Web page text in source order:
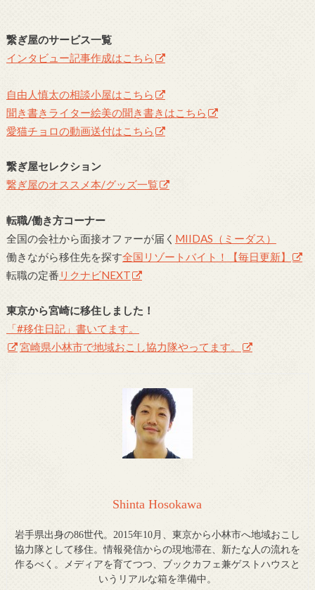
繋ぎ屋のサービス一覧
インタビュー記事作成はこちら
自由人慎太の相談小屋はこちら
聞き書きライター絵美の聞き書きはこちら
愛猫チョロの動画送付はこちら
繋ぎ屋セレクション
繋ぎ屋のオススメ本/グッズ一覧
転職/働き方コーナー
全国の会社から面接オファーが届く MIIDAS（ミーダス）
働きながら移住先を探す全国リゾートバイト！【毎日更新】
転職の定番 リクナビNEXT
東京から宮崎に移住しました！
「#移住日記」書いてます。
宮崎県小林市で地域おこし協力隊やってます。
Shinta Hosokawa
岩手県出身の86世代。2015年10月、東京から小林市へ地域おこし
協力隊として移住。情報発信からの現地滞在、新たな人の流れを
作るべく。メディアを育てつつ、ブックカフェ兼ゲストハウスと
いうリアルな箱を準備中。